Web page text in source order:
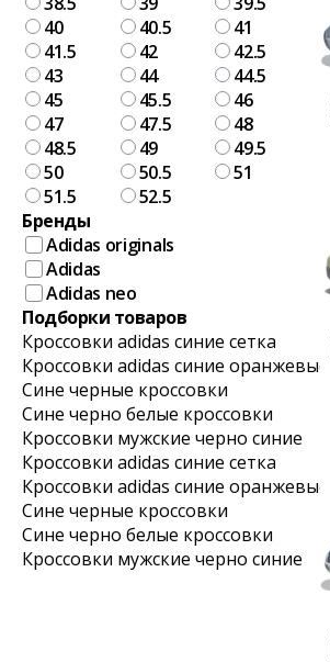
40
40.5
41
41.5
42
42.5
43
44
44.5
45
45.5
46
47
47.5
48
48.5
49
49.5
50
50.5
51
51.5
52.5
Бренды
Adidas originals
Adidas
Adidas neo
Подборки товаров
Кроссовки adidas синие сетка
Кроссовки adidas синие оранжевые
Сине черные кроссовки
Сине черно белые кроссовки
Кроссовки мужские черно синие
Кроссовки adidas синие сетка
Кроссовки adidas синие оранжевые
Сине черные кроссовки
Сине черно белые кроссовки
Кроссовки мужские черно синие